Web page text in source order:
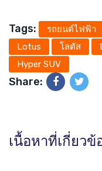
Tags: รถยนต์ไฟฟ้า
Lotus
โลตัส
Hyper SUV
Share:
เนื้อหาที่เกี่ยวข้